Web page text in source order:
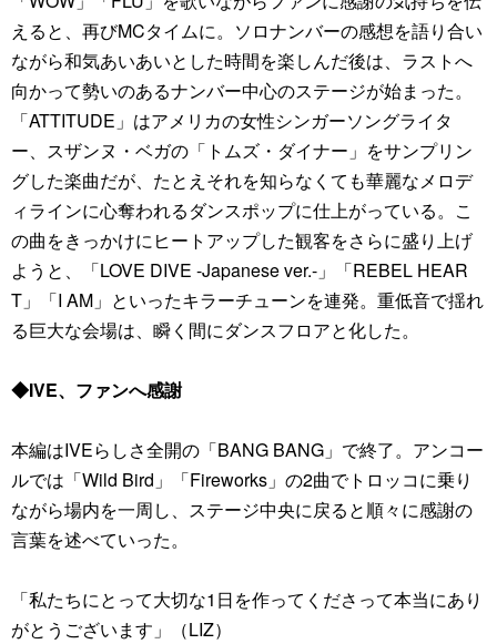
えると、再びMCタイムに。ソロナンバーの感想を語り合い
ながら和気あいあいとした時間を楽しんだ後は、ラストへ
向かって勢いのあるナンバー中心のステージが始まった。
「ATTITUDE」はアメリカの女性シンガーソングライタ
ー、スザンヌ・ベガの「トムズ・ダイナー」をサンプリン
グした楽曲だが、たとえそれを知らなくても華麗なメロデ
ィラインに心奪われるダンスポップに仕上がっている。こ
の曲をきっかけにヒートアップした観客をさらに盛り上げ
ようと、「LOVE DIVE -Japanese ver.-」「REBEL HEAR
T」「I AM」といったキラーチューンを連発。重低音で揺れ
る巨大な会場は、瞬く間にダンスフロアと化した。
◆IVE、ファンへ感謝
本編はIVEらしさ全開の「BANG BANG」で終了。アンコー
ルでは「Wild Bird」「Fireworks」の2曲でトロッコに乗り
ながら場内を一周し、ステージ中央に戻ると順々に感謝の
言葉を述べていった。
「私たちにとって大切な1日を作ってくださって本当にあり
がとうございます」（LIZ）